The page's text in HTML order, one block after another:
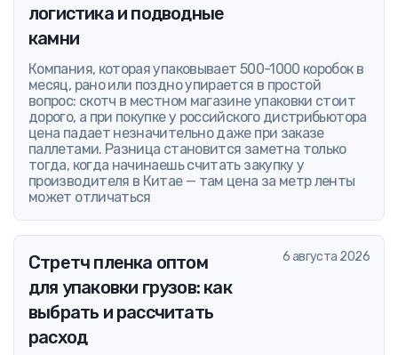
логистика и подводные
камни
Компания, которая упаковывает 500-1000 коробок в
месяц, рано или поздно упирается в простой
вопрос: скотч в местном магазине упаковки стоит
дорого, а при покупке у российского дистрибьютора
цена падает незначительно даже при заказе
паллетами. Разница становится заметна только
тогда, когда начинаешь считать закупку у
производителя в Китае — там цена за метр ленты
может отличаться
Стретч пленка оптом
для упаковки грузов: как
выбрать и рассчитать
расход
6 августа 2026